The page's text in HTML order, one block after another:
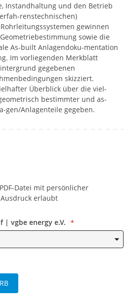
Instandhaltung und den Betrieb
renstechnischen)
gewinnen
sowie die
As-built Anlagendoku-mentation
Im vorliegenden Merkblatt
gegebenen
skizziert.
Überblick über die viel-
bestimmter und as-
gen/Anlagenteile gegeben.
Datei mit persönlicher
erlaubt
| vgbe energy e.V.